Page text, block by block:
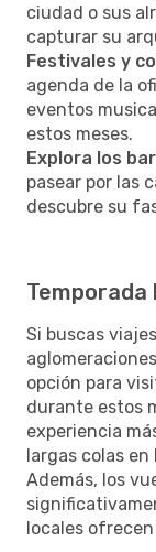
ciudad o sus
capturar su
Festivales y
agenda de la
eventos
estos meses.
Explora los
pasear por las
descubre su
Temporada
Si buscas
opción para
durante estos
experiencia
largas colas en
Además, los
locales